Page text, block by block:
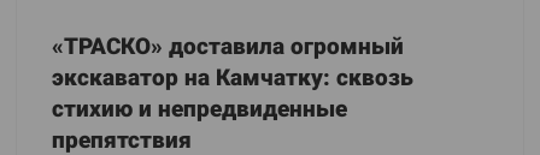
«ТРАСКО» доставила огромный
экскаватор на Камчатку: сквозь
стихию и непредвиденные
препятствия